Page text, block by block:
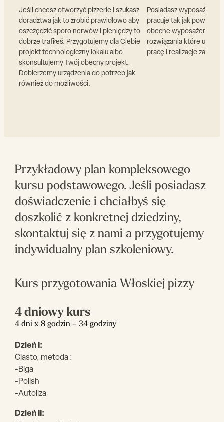
Jeśli chcesz otworzyć pizzerie i szukasz
doradztwa jak to zrobić prawidłowo aby
oszczędzić sporo nerwów i pieniędzy to
dobrze trafiłeś. Przygotujemy dla Ciebie
projekt technologiczny lokalu albo
skonsultujemy Twój obecny projekt.
Dobierzemy urządzenia do potrzeb jak
również do możliwości.
Posiadasz wyposażony
pracuje tak jak powinno?
obecne wyposażenie i
rozwiązania które
pracę i realizacje
Przykładowy plan kompleksowego
kursu podstawowego. Jeśli posiadasz
doświadczenie i chciałbyś się
doszkolić z konkretnej dziedziny,
skontaktuj się z nami a przygotujemy
indywidualny plan szkoleniowy.
Kurs przygotowania Włoskiej pizzy
4 dniowy kurs
4 dni x 8 godzin = 34 godziny
Dzień I:
Ciasto, metoda :
-Biga
-Polish
-Autoliza
Dzień II: